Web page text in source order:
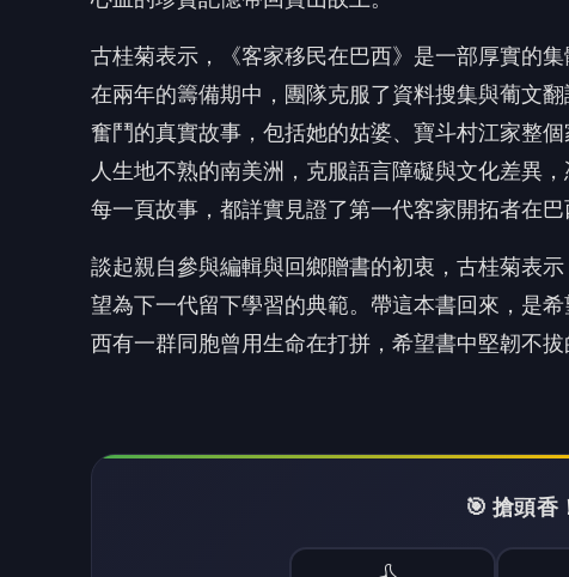
古桂菊表示，《客家移民在巴西》是一部厚實的
在兩年的籌備期中，團隊克服了資料搜集與葡文
奮鬥的真實故事，包括她的姑婆、寶斗村江家整
人生地不熟的南美洲，克服語言障礙與文化差異
每一頁故事，都詳實見證了第一代客家開拓者在巴
談起親自參與編輯與回鄉贈書的初衷，古桂菊表
望為下一代留下學習的典範。帶這本書回來，是
西有一群同胞曾用生命在打拼，希望書中堅韌不
🎯 搶頭香